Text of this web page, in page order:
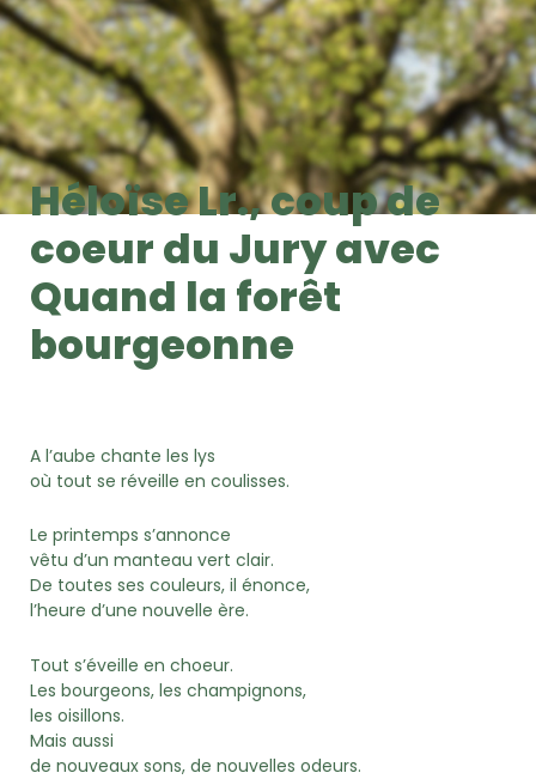
Héloïse Lr., coup de
coeur du Jury avec
Quand la forêt
bourgeonne
A l’aube chante les lys
où tout se réveille en coulisses.
Le printemps s’annonce
vêtu d’un manteau vert clair.
De toutes ses couleurs, il énonce,
l’heure d’une nouvelle ère.
Tout s’éveille en choeur.
Les bourgeons, les champignons,
les oisillons.
Mais aussi
de nouveaux sons, de nouvelles odeurs.